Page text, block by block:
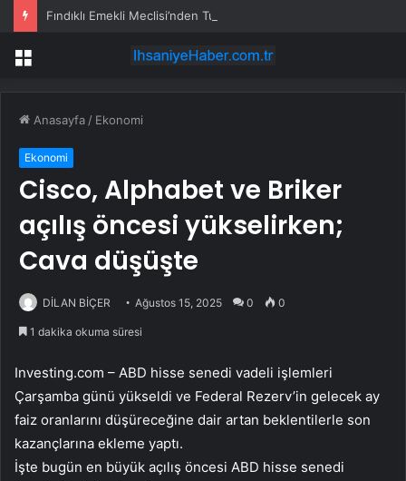
Menü
Anasayfa / Ekonomi
Ekonomi
Cisco, Alphabet ve Briker
açılış öncesi yükselirken;
Cava düşüşte
DİLAN BİÇER Ağustos 15, 2025 0 0
1 dakika okuma süresi
Investing.com – ABD hisse senedi vadeli işlemleri
Çarşamba günü yükseldi ve Federal Rezerv’in gelecek ay
faiz oranlarını düşüreceğine dair artan beklentilerle son
kazançlarına ekleme yaptı.
İşte bugün en büyük açılış öncesi ABD hisse senedi